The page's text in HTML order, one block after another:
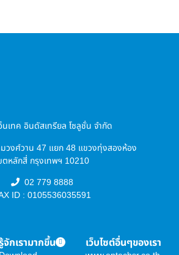
นเทค อินดัสเทรียล โซลูชั่น จำกัด
วงศ์วาน 47 แยก 48 แขวงทุ่งสองห้อง
ตหลักสี่ กรุงเทพฯ 10210
02 779 8888
ID : 0105536035591
จักเรามากขึ้น เว็บไซต์อื่นๆของเรา